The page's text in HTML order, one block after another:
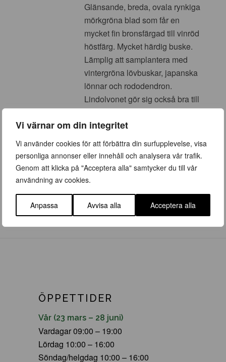
Vi värnar om din integritet
Vi använder cookies för att förbättra din surfupplevelse, visa
personliga annonser eller innehåll och analysera vår trafik.
Genom att klicka på "Acceptera alla" samtycker du till vår
användning av cookies.
Anpassa Avvisa alla Acceptera alla
Glänsande, breda, ovala rynkiga
mörkgröna blad som får en
mycket fin bronsfärgad till vinröd
höstfärg. Mycket härdig buske.
Lämplig att samplantera med
vintergröna lövbuskar, japanska
lönnar och rododendron.
Lindolvonet gör sig också bra till
krukodling. Bären är uppskattade
av fåglar.
Höjd och bredd 1,5-2m. Zon 1-5.
ÖPPETTIDER
Vår (23 mars – 28 juni)
Vardagar 09:00 – 19:00
Lördag 10:00 – 16:00
Söndag/helgdag 10:00 – 16:00